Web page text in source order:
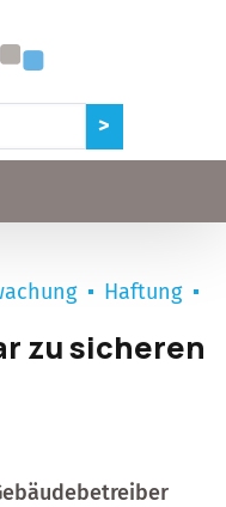
Haftung
zu sicheren